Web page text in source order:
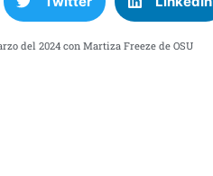
del 2024 con Martiza Freeze de OSU